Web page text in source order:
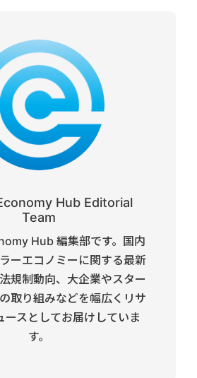
Hub Editorial
Team
Hub 編集部です。国内
ーエコノミーに関する最新
規制動向、大企業やスター
取り組みなどを幅広くリサ
ースとしてお届けしていま
す。